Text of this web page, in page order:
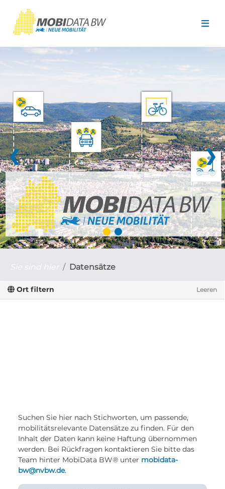
❮ ❯
Datensätze
Ort filtern Leeren
Suchen Sie hier nach Stichworten, um passende,
mobilitätsrelevante Datensätze zu finden. Für den
Inhalt der Daten kann keine Haftung übernommen
werden. Bei Rückfragen kontaktieren Sie bitte das
Team hinter MobiData BW® unter mobidata-
bw@nvbw.de.